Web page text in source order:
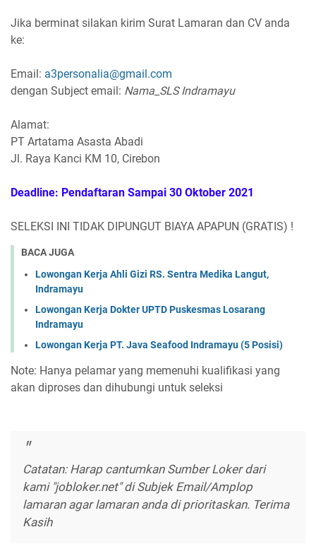
Jika berminat silakan kirim Surat Lamaran dan CV anda
ke:
Email: a3personalia@gmail.com
dengan Subject email: Nama_SLS Indramayu
Alamat:
PT Artatama Asasta Abadi
Jl. Raya Kanci KM 10, Cirebon
Deadline: Pendaftaran Sampai 30 Oktober 2021
SELEKSI INI TIDAK DIPUNGUT BIAYA APAPUN (GRATIS) !
BACA JUGA
Lowongan Kerja Ahli Gizi RS. Sentra Medika Langut,
Indramayu
Lowongan Kerja Dokter UPTD Puskesmas Losarang
Indramayu
Lowongan Kerja PT. Java Seafood Indramayu (5 Posisi)
Note: Hanya pelamar yang memenuhi kualifikasi yang
akan diproses dan dihubungi untuk seleksi
Catatan: Harap cantumkan Sumber Loker dari
kami "jobloker.net" di Subjek Email/Amplop
lamaran agar lamaran anda di prioritaskan. Terima
Kasih